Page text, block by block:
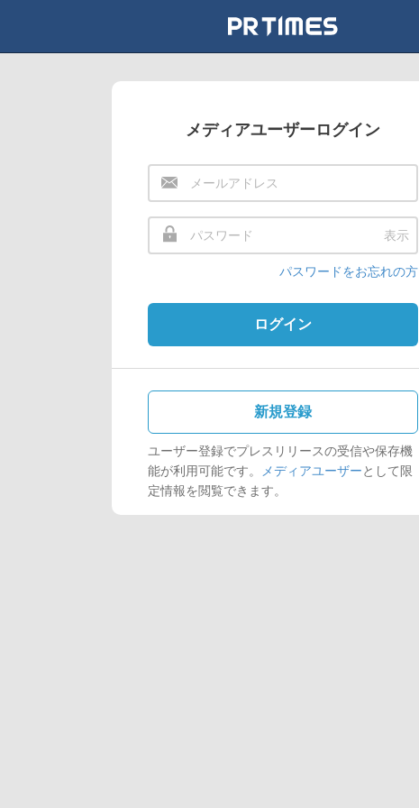
メディアユーザーログイン
表示
パスワードをお忘れの方
ログイン
新規登録
ユーザー登録でプレスリリースの受信や保存機
能が利用可能です。
メディアユーザーとして限
定情報を閲覧できます。